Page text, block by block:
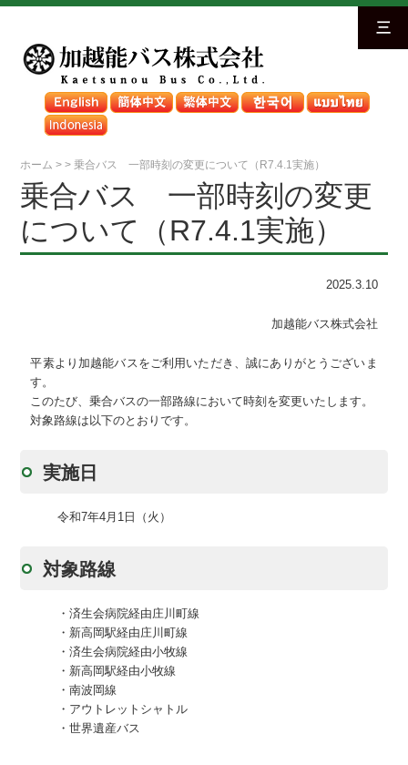
三
ホーム >> 乗合バス 一部時刻の変更について（R7.4.1実施）
乗合バス 一部時刻の変更
について（R7.4.1実施）
2025.3.10
加越能バス株式会社
平素より加越能バスをご利用いただき、誠にありがとうございま
す。
このたび、乗合バスの一部路線において時刻を変更いたします。
対象路線は以下のとおりです。
実施日
令和7年4月1日（火）
対象路線
・済生会病院経由庄川町線
・新高岡駅経由庄川町線
・済生会病院経由小牧線
・新高岡駅経由小牧線
・南波岡線
・アウトレットシャトル
・世界遺産バス